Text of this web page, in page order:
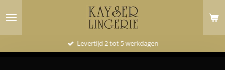
direct
Levertijd 2 tot 5 werkdagen